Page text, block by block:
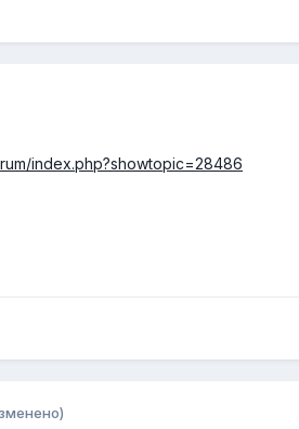
index.php?showtopic=28486